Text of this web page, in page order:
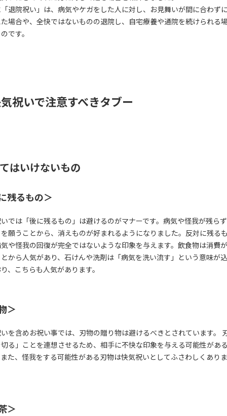
退院祝い」は、病気やケガをした人に対し、お見舞いが間に合わず
場合や、全快ではないものの退院し、自宅療養や通院を続けられる
です。
祝いで注意すべきタブー
はいけないもの
残るもの＞
では「後に残るもの」は避けるのがマナーです。病気や怪我が残ら
願うことから、消えものが好まれるようになりました。反対に残る
や怪我の回復が完全ではないような印象を与えます。飲食物は消費
から人気があり、石けんや洗剤は「病気を洗い流す」という意味が
、こちらも人気があります。
＞
を含めお祝い事では、刃物の贈り物は避けるべきとされています。
る」ことを連想させるため、相手に不快な印象を与える可能性があ
た、怪我をする可能性がある刃物は快気祝いとしてふさわしくあり
＞